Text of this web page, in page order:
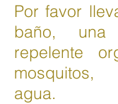
Por favor
baño,
repelente
agua.